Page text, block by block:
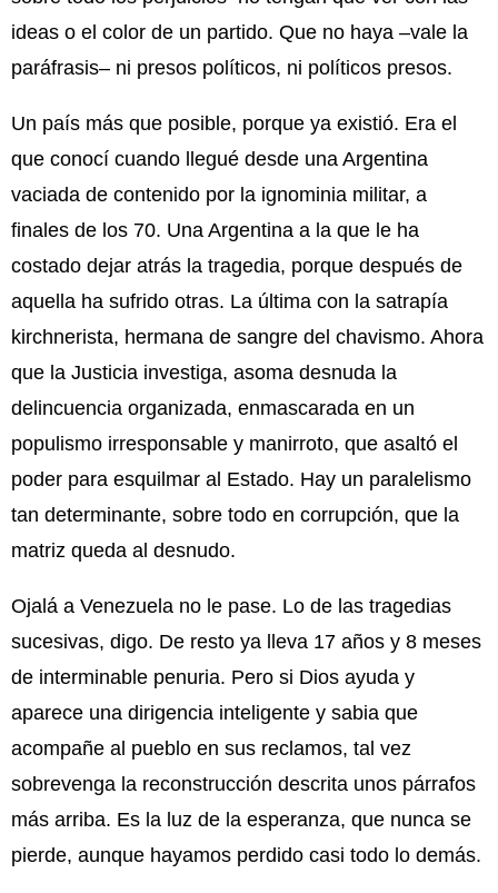
ideas o el color de un partido. Que no haya –vale la
paráfrasis– ni presos políticos, ni políticos presos.
Un país más que posible, porque ya existió. Era el
que conocí cuando llegué desde una Argentina
vaciada de contenido por la ignominia militar, a
finales de los 70. Una Argentina a la que le ha
costado dejar atrás la tragedia, porque después de
aquella ha sufrido otras. La última con la satrapía
kirchnerista, hermana de sangre del chavismo. Ahora
que la Justicia investiga, asoma desnuda la
delincuencia organizada, enmascarada en un
populismo irresponsable y manirroto, que asaltó el
poder para esquilmar al Estado. Hay un paralelismo
tan determinante, sobre todo en corrupción, que la
matriz queda al desnudo.
Ojalá a Venezuela no le pase. Lo de las tragedias
sucesivas, digo. De resto ya lleva 17 años y 8 meses
de interminable penuria. Pero si Dios ayuda y
aparece una dirigencia inteligente y sabia que
acompañe al pueblo en sus reclamos, tal vez
sobrevenga la reconstrucción descrita unos párrafos
más arriba. Es la luz de la esperanza, que nunca se
pierde, aunque hayamos perdido casi todo lo demás.